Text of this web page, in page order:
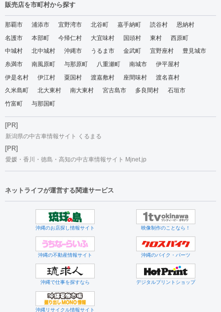
販売店を市町村から探す
那覇市 浦添市 宜野湾市 北谷町 嘉手納町 読谷村
恩納村
名護市
本部町 今帰仁村 大宜味村 国頭村 東村
西原町
中城村
北中城村 沖縄市 うるま市 金武町 宜野座村
豊見城市
糸満市
南風原町 与那原町 八重瀬町 南城市
伊平屋村
伊是名村
伊江村 粟国村 渡嘉敷村 座間味村
渡名喜村
久米島町
北大東村 南大東村 宮古島市 多良間村
石垣市
竹富町
与那国町
[PR]
新潟県の中古車情報サイト くるまる
[PR]
愛媛・香川・徳島・高知の中古車情報サイト Mjnet.jp
ネットライフが運営する関連サービス
沖縄のお店探し情報サイト 映像制作のことなら！
沖縄の不動産情報サイト 沖縄のバイク・パーツ
沖縄で仕事を探すなら デジタルプリントショップ
沖縄リサイクル情報サイト